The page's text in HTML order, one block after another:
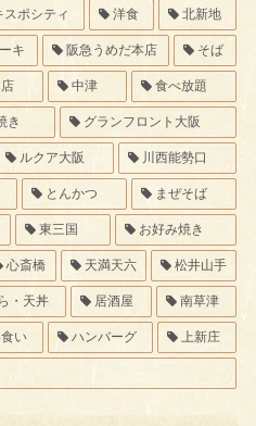
スポシティ 洋食 北新地
キ 阪急うめだ本店 そば
中津 食べ放題
き グランフロント大阪
ルクア大阪 川西能勢口
とんかつ まぜそば
東三国 お好み焼き
心斎橋 天満天六 松井山手
・天丼 居酒屋 南草津
い ハンバーグ 上新庄